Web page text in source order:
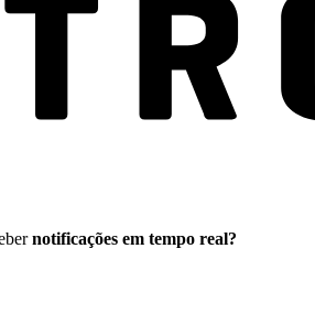
notificações em tempo real?